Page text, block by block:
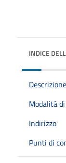
INDICE
Descrizione
Modalità
Indirizzo
Punti di